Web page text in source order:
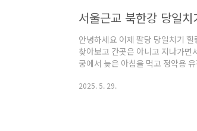
안녕하세요 어제 팔당 당일치기
찾아보고 간곳은 아니고 지나가면
궁에서 늦은 아침을 먹고 정약용
요 기와집 순두부의 기본정보입니
2025. 5. 29.